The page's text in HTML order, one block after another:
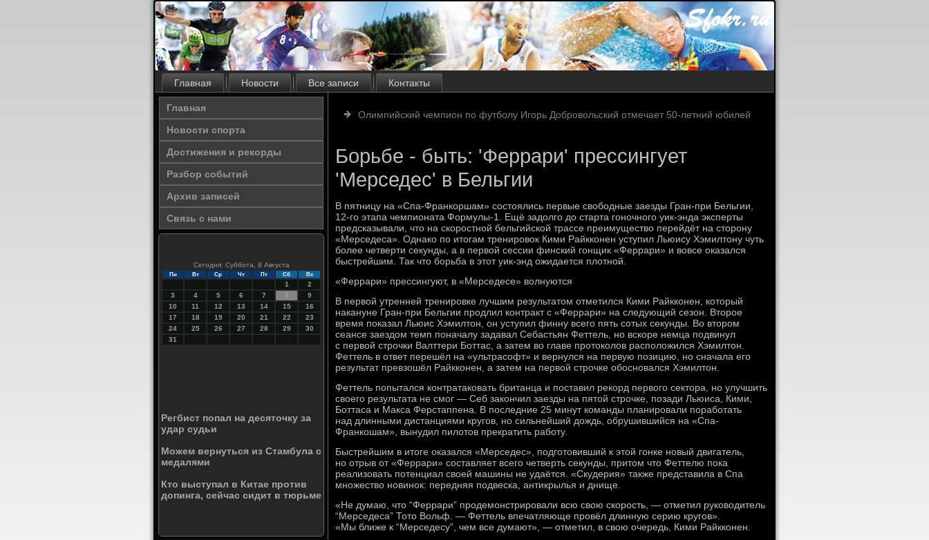
Главная Новости Все записи Контакты
Главная
Новости спорта
Достижения и рекорды
Разбор событий
Архив записей
Связь с нами
Сегодня: Суббота, 8 Августа
Пн Вт Ср Чт Пт Сб Вс
1
2
3
4 5 6 7 8
9
10
11 12 13 14 15
16
17
18 19 20 21 22
23
24
25 26 27 28 29
30
31
Регбист попал на десяточку за
удар судьи
Можем вернуться из Стамбула с
медалями
Кто выступал в Китае против
допинга, сейчас сидит в тюрьме
Олимпийский чемпион по футболу Игорь Добровольский отмечает 50-летний юбилей
Борьбе - быть: 'Феррари' прессингует
'Мерседес' в Бельгии
В пятницу на «Спа-Франкоршам» состоялись первые свободные заезды Гран-при Бельгии,
12-го этапа чемпионата Формулы-1. Ещё задолго до старта гоночного уик-энда эксперты
предсказывали, что на скоростной бельгийской трассе преимущество перейдёт на сторону
«Мерседеса». Однако по итогам тренировок Кими Райкконен уступил Льюису Хэмилтону чуть
более четверти секунды, а в первой сессии финский гонщик «Феррари» и вовсе оказался
быстрейшим. Так что борьба в этот уик-энд ожидается плотной.
«Феррари» прессингуют, в «Мерседесе» волнуются
В первой утренней тренировке лучшим результатом отметился Кими Райкконен, который
накануне Гран-при Бельгии продлил контракт с «Феррари» на следующий сезон. Второе
время показал Льюис Хэмилтон, он уступил финну всего пять сотых секунды. Во втором
сеансе заездом темп поначалу задавал Себастьян Феттель, но вскоре немца подвинул
с первой строчки Валттери Боттас, а затем во главе протоколов расположился Хэмилтон.
Феттель в ответ перешёл на «ультрасофт» и вернулся на первую позицию, но сначала его
результат превзошёл Райкконен, а затем на первой строчке обосновался Хэмилтон.
Феттель попытался контратаковать британца и поставил рекорд первого сектора, но улучшить
своего результата не смог — Себ закончил заезды на пятой строчке, позади Льюиса, Кими,
Боттаса и Макса Ферстаппена. В последние 25 минут команды планировали поработать
над длинными дистанциями кругов, но сильнейший дождь, обрушившийся на «Спа-
Франкошам», вынудил пилотов прекратить работу.
Быстрейшим в итоге оказался «Мерседес», подготовивший к этой гонке новый двигатель,
но отрыв от «Феррари» составляет всего четверть секунды, притом что Феттелю пока
реализовать потенциал своей машины не удаётся. «Скудерия» также представила в Спа
множество новинок: передняя подвеска, антикрылья и днище.
«Не думаю, что “Феррари” продемонстрировали всю свою скорость, — отметил руководитель
“Мерседеса” Тото Вольф. — Феттель впечатляюще провёл длинную серию кругов».
«Мы ближе к “Мерседесу”, чем все думают», — отметил, в свою очередь, Кими Райкконен.